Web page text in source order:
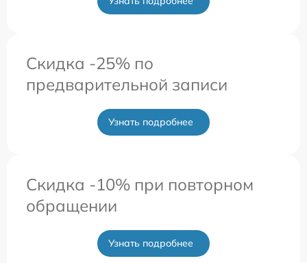
Скидка -25% по
предварительной записи
Узнать подробнее
Скидка -10% при повторном
обращении
Узнать подробнее